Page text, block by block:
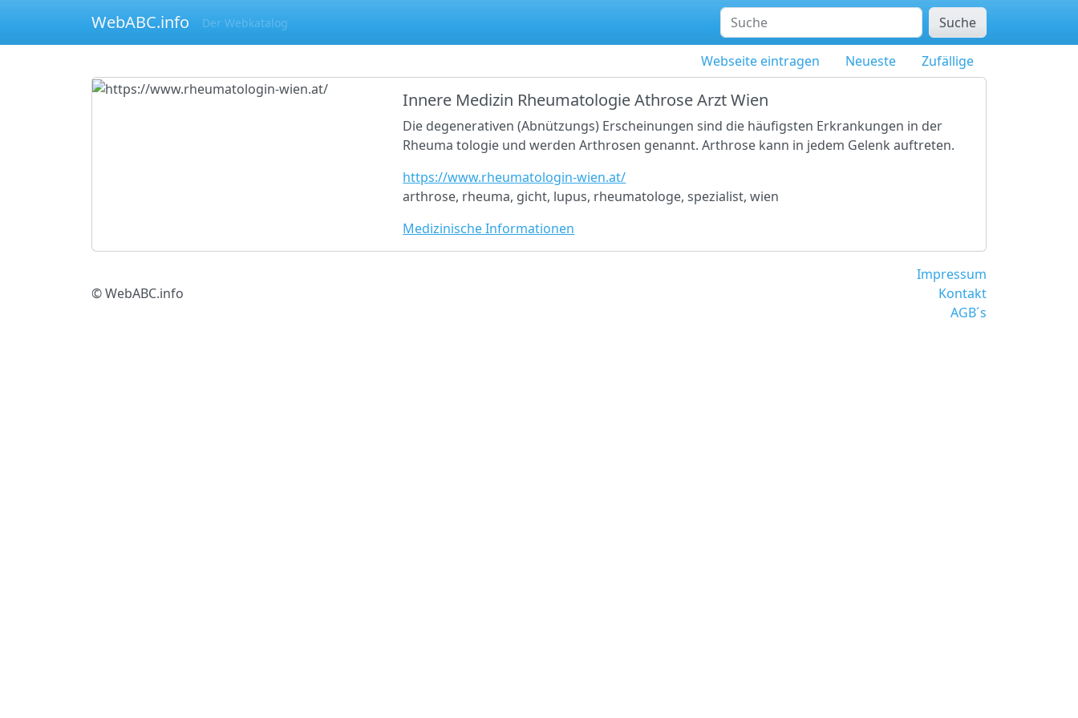
WebABC.info Der Webkatalog Suche
Webseite eintragen Neueste Zufällige
Innere Medizin Rheumatologie Athrose Arzt Wien
Die degenerativen (Abnützungs) Erscheinungen sind die häufigsten Erkrankungen in der
Rheuma tologie und werden Arthrosen genannt. Arthrose kann in jedem Gelenk auftreten.
https://www.rheumatologin-wien.at/
arthrose, rheuma, gicht, lupus, rheumatologe, spezialist, wien
Medizinische Informationen
© WebABC.info
Impressum
Kontakt
AGB´s